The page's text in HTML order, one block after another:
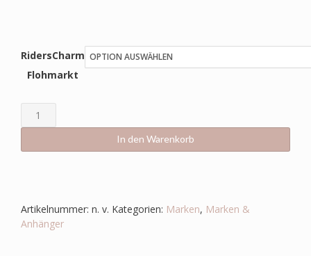
RidersCharm
Flohmarkt
In den Warenkorb
Artikelnummer: n. v. Kategorien: Marken, Marken &
Anhänger